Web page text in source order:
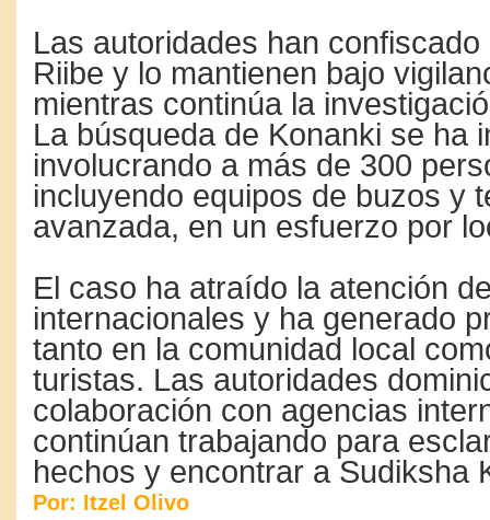
Las autoridades han
Riibe y lo mantienen bajo
mientras continúa la
La búsqueda de Konanki se ha
involucrando a más de 300
incluyendo equipos de buzos y
avanzada, en un esfuerzo por
El caso ha atraído la atención
internacionales y ha generado
tanto en la comunidad local
turistas. Las autoridades
colaboración con agencias
continúan trabajando para
hechos y encontrar a Sudiksha
Por: Itzel Olivo